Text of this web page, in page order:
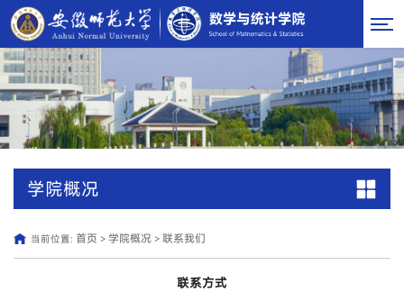
学院概况
当前位置: 首页 > 学院概况> 联系我们
联系方式